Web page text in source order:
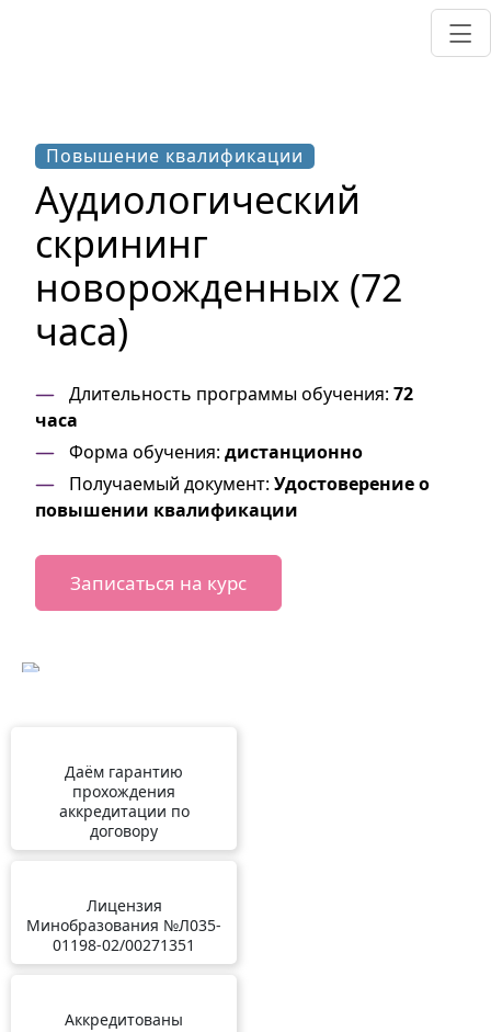
Повышение квалификации
Аудиологический
скрининг
новорожденных (72
часа)
Длительность программы обучения: 72
часа
Форма обучения: дистанционно
Получаемый документ: Удостоверение о
повышении квалификации
Записаться на курс
Даём гарантию
прохождения
аккредитации по
договору
Лицензия
Минобразования №Л035-
01198-02/00271351
Аккредитованы